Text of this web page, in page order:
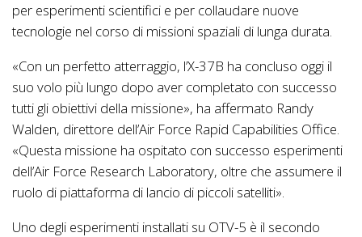
per esperimenti scientifici e per collaudare nuove
tecnologie nel corso di missioni spaziali di lunga durata.
«Con un perfetto atterraggio, l’X-37B ha concluso oggi il
suo volo più lungo dopo aver completato con successo
tutti gli obiettivi della missione», ha affermato Randy
Walden, direttore dell’Air Force Rapid Capabilities Office.
«Questa missione ha ospitato con successo esperimenti
dell’Air Force Research Laboratory, oltre che assumere il
ruolo di piattaforma di lancio di piccoli satelliti».
Uno degli esperimenti installati su OTV-5 è il secondo